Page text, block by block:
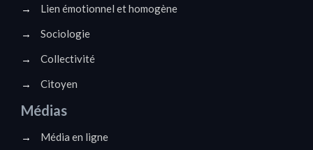
→
Lien émotionnel et homogène
→
Sociologie
→
Collectivité
→
Citoyen
Médias
→
Média en ligne